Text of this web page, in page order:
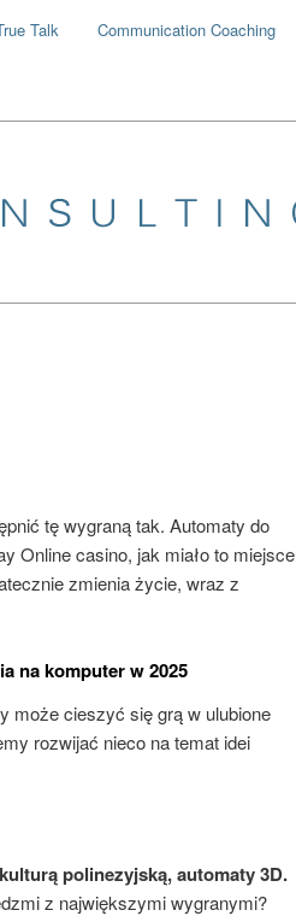
Talk Communication Coaching
tę wygraną tak. Automaty do
Online casino, jak miało to miejsce
zmienia życie, wraz z
na komputer w 2025
może cieszyć się grą w ulubione
rozwijać nieco na temat idei
polinezyjską, automaty 3D.
z największymi wygranymi?